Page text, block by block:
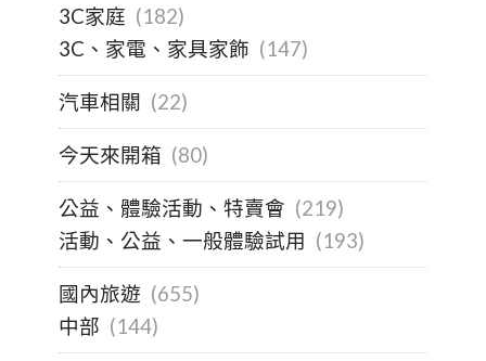
3C家庭 (182)
3C、家電、家具家飾 (147)
汽車相關 (22)
今天來開箱 (80)
公益、體驗活動、特賣會 (219)
活動、公益、一般體驗試用 (193)
國內旅遊 (655)
中部 (144)